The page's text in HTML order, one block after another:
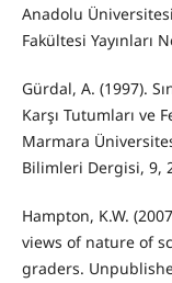
Anadolu
Fakültesi Yayınları
Gürdal, A. (1997).
Karşı Tutumları ve
Marmara
Bilimleri Dergisi, 9,
Hampton, K.W.
views of nature of
graders.